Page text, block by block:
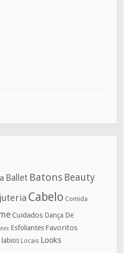
Ballet Batons Beauty
Cabelo Comida
Cuidados Dança De
Esfoliantes Favoritos
labios Locais Looks